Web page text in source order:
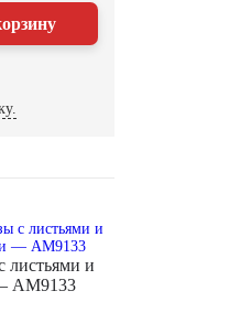
листьями и
AM9133